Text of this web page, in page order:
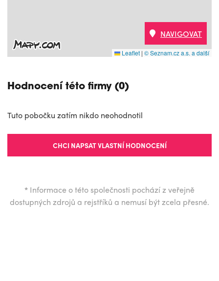
Leaflet | © Seznam.cz a.s. a další
NAVIGOVAT
Hodnocení této firmy (0)
Tuto pobočku zatím nikdo neohodnotil
CHCI NAPSAT VLASTNÍ HODNOCENÍ
* Informace o této společnosti pochází z veřejně
dostupných zdrojů a rejstříků a nemusí být zcela přesné.